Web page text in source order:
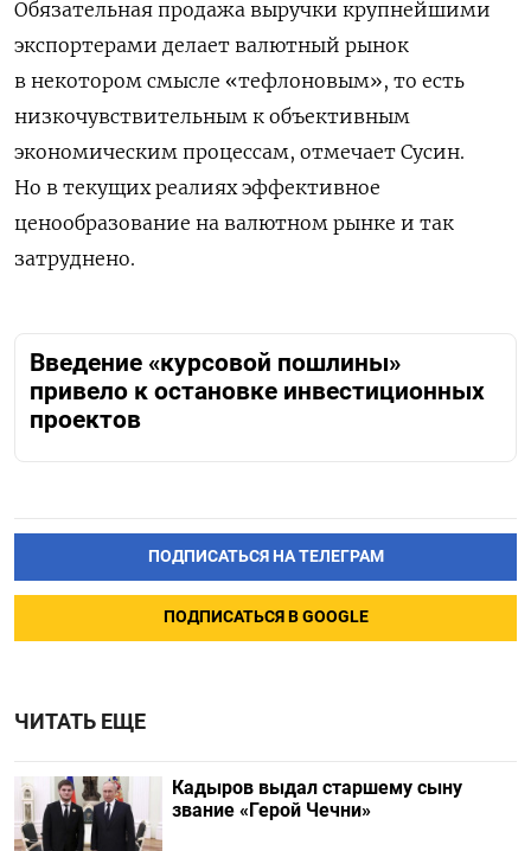
Обязательная продажа выручки крупнейшими
экспортерами делает валютный рынок
в некотором смысле «тефлоновым», то есть
низкочувствительным к объективным
экономическим процессам, отмечает Сусин.
Но в текущих реалиях эффективное
ценообразование на валютном рынке и так
затруднено.
Введение «курсовой пошлины»
привело к остановке инвестиционных
проектов
ПОДПИСАТЬСЯ НА ТЕЛЕГРАМ
ПОДПИСАТЬСЯ В GOOGLE
ЧИТАТЬ ЕЩЕ
Кадыров выдал старшему сыну
звание «Герой Чечни»